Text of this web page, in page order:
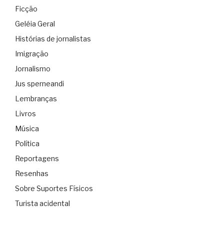
Ficção
Geléia Geral
Histórias de jornalistas
Imigração
Jornalismo
Jus sperneandi
Lembranças
Livros
Música
Política
Reportagens
Resenhas
Sobre Suportes Físicos
Turista acidental